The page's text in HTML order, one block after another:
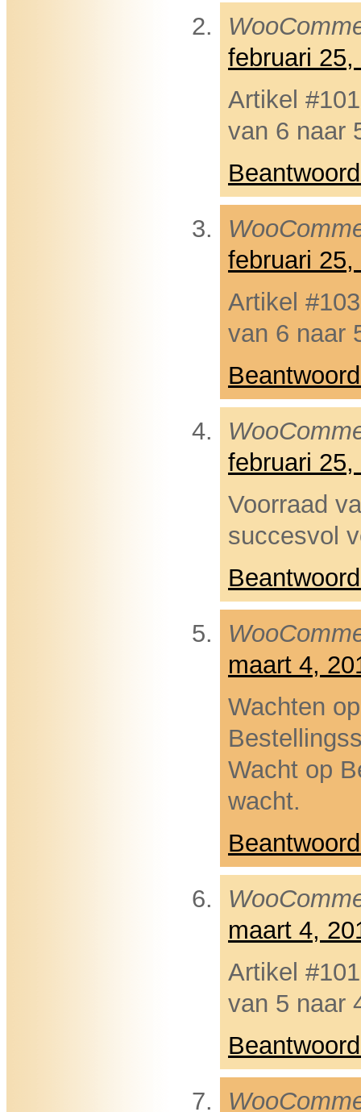
februari
Artikel
van 6 naar
februari
Artikel
van 6 naar
februari
Voorraad
succesvol
maart 4,
Wachten
Wacht op
wacht.
maart 4,
Artikel
van 5 naar